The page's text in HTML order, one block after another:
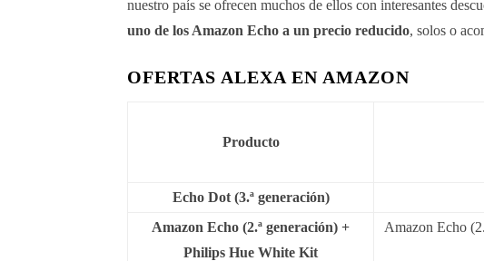
nuestro país se ofrecen muchos de ellos con interesantes
uno de los Amazon Echo a un precio reducido, solos o
OFERTAS ALEXA EN AMAZON
Producto
Echo Dot (3.ª generación)
Amazon Echo (2.ª generación) +
Philips Hue White Kit
Amazon Echo